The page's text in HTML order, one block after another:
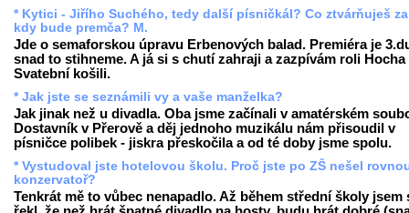
* Kytici - Jiřího Suchého, tedy další písničkál? Co ztvárňuješ
kdy bude premča? M.
Jde o semaforskou úpravu Erbenových balad. Premiéra je
snad to stihneme. A já si s chutí zahraji a zazpívám roli Hocha
Svatební košili.
* Jak jste se seznámili vy a vaše manželka?
Jak jinak než u divadla. Oba jsme začínali v amatérském
Dostavník v Přerově a děj jednoho muzikálu nám přisoudil v
písničce polibek - jiskra přeskočila a od té doby jsme spolu.
* Vystudoval jste hotelovou školu. Proč jste po ZŠ nešel
konzervatoř?
Tenkrát mě to vůbec nenapadlo. Až během střední školy jsem